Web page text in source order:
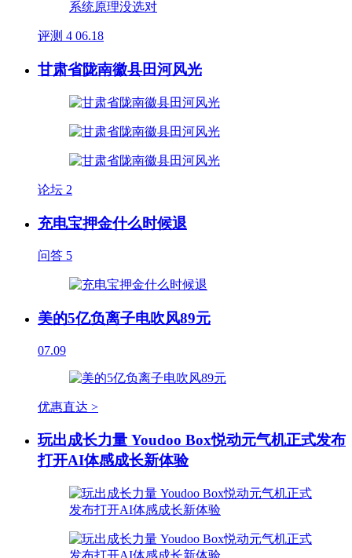
评测 4 06.18
甘肃省陇南徽县田河风光
论坛 2
充电宝押金什么时候退
问答 5
美的5亿负离子电吹风89元
07.09
优惠直达 >
玩出成长力量 Youdoo Box悦动元气机正式发布
打开AI体感成长新体验